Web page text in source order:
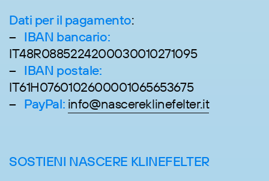
Dati per il pagamento:
– IBAN bancario:
IT48R0885224200030010271095
– IBAN postale:
IT61H0760102600001065653675
– PayPal: info@nascereklinefelter.it
SOSTIENI NASCERE KLINEFELTER